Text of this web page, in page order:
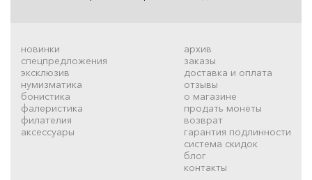
новинки
спецпредложения
эксклюзив
нумизматика
бонистика
фалеристика
филателия
аксессуары
архив
заказы
доставка и оплата
отзывы
о магазине
продать монеты
возврат
гарантия подлинности
система скидок
блог
контакты